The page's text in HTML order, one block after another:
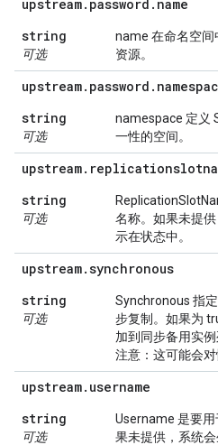
upstream. password . name
string
可选
name 在命名空
资源。
upstream. password .
string
可选
namespace 定义
一性的空间。
upstream.
string
可选
名称。如果未提
示在状态中。
upstream.synchronous
string
可选
Synchronous 指
步复制。如果为
加到同步备用实
注意：这可能会对
upstream. username
string
可选
Username 是要
果未提供，系统会